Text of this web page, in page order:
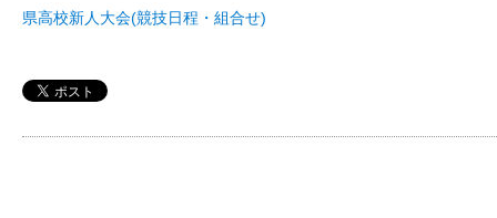
県高校新人大会(競技日程・組合せ)